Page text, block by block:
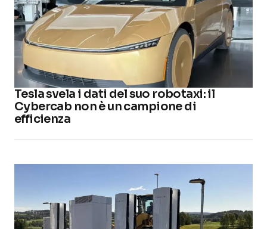
Tesla svela i dati del suo robotaxi: il
Cybercab non è un campione di
efficienza